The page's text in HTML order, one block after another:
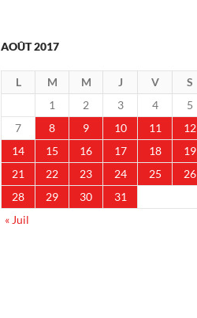
AOÛT 2017
L M M J V S
1
2 3 4 5
7
8 9 10 11 12
14
15 16 17 18 19
21
22 23 24 25 26
28
29 30
31
« Juil